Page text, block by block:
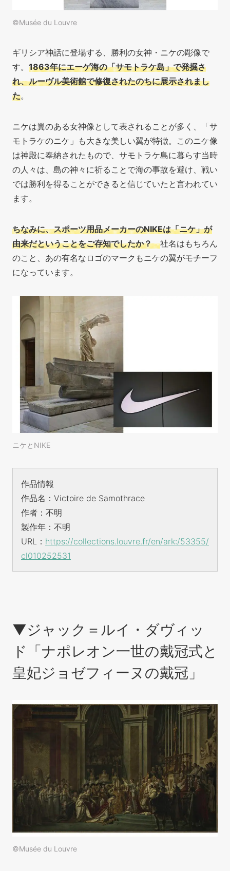
©Musée du Louvre
ギリシア神話に登場する、勝利の女神・ニケの彫像で
す。 1863年にエーゲ海の「サモトラケ島」で発掘さ
れ、ルーヴル美術館で修復されたのちに展示されまし
た。
ニケは翼のある女神像として表されることが多く、「サ
モトラケのニケ」も大きな美しい翼が特徴。このニケ像
は神殿に奉納されたもので、サモトラケ島に暮らす当時
の人々は、島の神々に祈ることで海の事故を避け、戦い
では勝利を得ることができると信じていたと言われてい
ます。
ちなみに、スポーツ用品メーカーのNIKEは「ニケ」が
由来だということをご存知でしたか？社名はもちろん
のこと、あの有名なロゴのマークもニケの翼がモチーフ
になっています。
ニケとNIKE
作品情報
作品名：Victoire de Samothrace
作者：不明
製作年：不明
URL： https://collections.louvre.fr/en/ark:/53355/
cl010252531
▼ジャック＝ルイ・ダヴィッ
ド「ナポレオン一世の戴冠式と
皇妃ジョゼフィーヌの戴冠」
©Musée du Louvre